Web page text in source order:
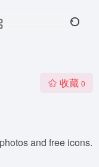
收藏 0
and free icons.